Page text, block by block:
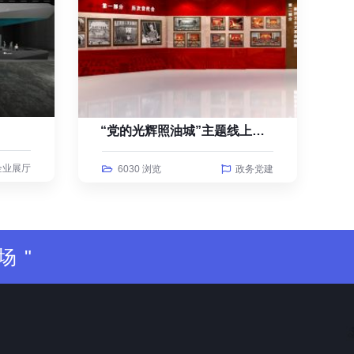
业展厅
“党的光辉照油城”主题线上云展览
6030 浏览 政务党建
"